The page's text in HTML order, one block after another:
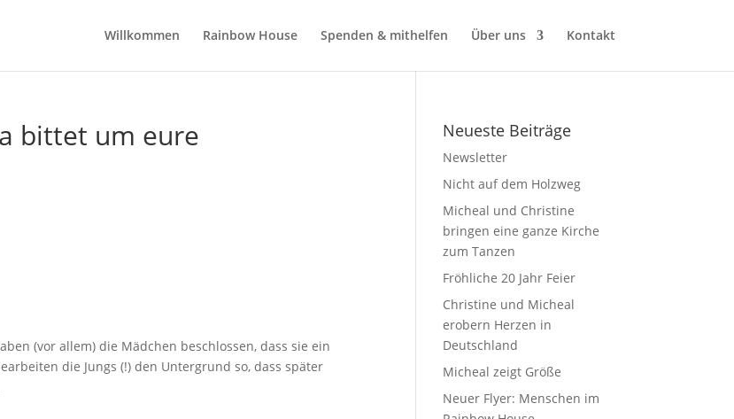
Willkommen Rainbow House Spenden & mithelfen Über uns Kontakt
bittet um eure
(vor allem) die Mädchen beschlossen, dass sie ein
die Jungs (!) den Untergrund so, dass später
Neueste Beiträge
Newsletter
Nicht auf dem Holzweg
Micheal und Christine
bringen eine ganze Kirche
zum Tanzen
Fröhliche 20 Jahr Feier
Christine und Micheal
erobern Herzen in
Deutschland
Micheal zeigt Größe
Neuer Flyer: Menschen im